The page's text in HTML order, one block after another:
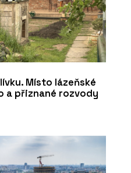
Místo lázeňské
a přiznané rozvody